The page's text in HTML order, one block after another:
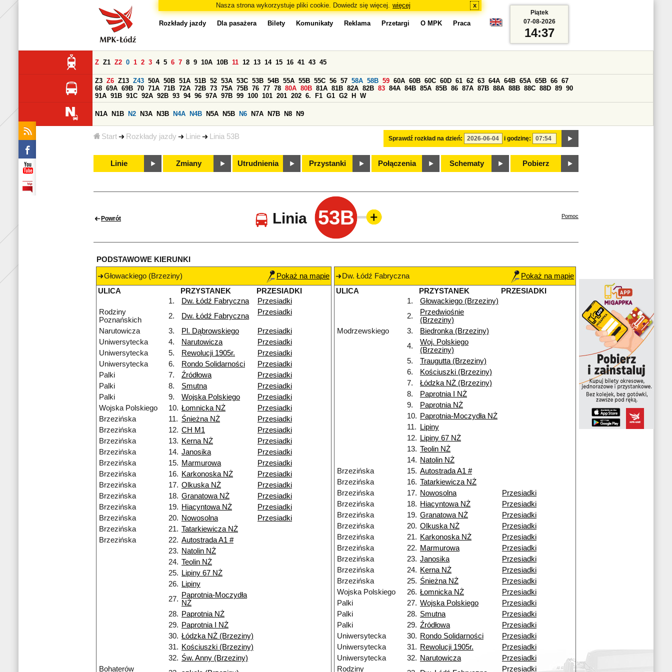
Nasza strona wykorzystuje pliki cookie. Dowiedz się więcej. więcej x
Start Rozkłady jazdy Linie Linia 53B
Rozkłady jazdy Dla pasażera Bilety Komunikaty Reklama Przetargi O MPK Praca
Sprawdź rozkład na dzień: i godzinę:
Z Z1 Z2 0 1 2 3 4 5 6 7 8 9 10A 10B 11 12 13 14 15 16 41 43 45
Z3 Z6 Z13 Z43 50A 50B 51A 51B 52 53A 53C 53B 54B 55A 55B 55C 56 57 58A 58B 59 60A 60B 60C 60D 61 62 63 64A 64B 65A 65B 66 67
68 69A 69B 70 71A 71B 72A 72B 73 75A 75B 76 77 78 80A 80B 81A 81B 82A 82B 83 84A 84B 85A 85B 86 87A 87B 88A 88B 88C 88D 89 90
91A 91B 91C 92A 92B 93 94 96 97A 97B 99 100 101 201 202 6. F1 G1 G2 H W
N1A N1B N2 N3A N3B N4A N4B N5A N5B N6 N7A N7B N8 N9
Linie Zmiany Utrudnienia Przystanki Połączenia Schematy Pobierz
Piątek
07-08-2026
14:37
Powrót Linia 53B Pomoc
PODSTAWOWE KIERUNKI
Głowackiego (Brzeziny)
Pokaż na mapie
ULICA
PRZYSTANEK
PRZESIADKI
1.
Dw. Łódź Fabryczna
Przesiadki
Rodziny
Poznańskich
2. Dw. Łódź Fabryczna Przesiadki
Narutowicza 3. Pl. Dąbrowskiego
Przesiadki
Uniwersytecka
4. Narutowicza
Przesiadki
Uniwersytecka
5. Rewolucji 1905r.
Przesiadki
Uniwersytecka
6. Rondo Solidarności
Przesiadki
Palki
7. Źródłowa
Przesiadki
Palki
8. Smutna
Przesiadki
Palki
9. Wojska Polskiego
Przesiadki
Wojska Polskiego
10. Łomnicka NŻ
Przesiadki
Brzezińska
11. Śnieżna NŻ
Przesiadki
Brzezińska
12. CH M1
Przesiadki
Brzezińska
13. Kerna NŻ
Przesiadki
Brzezińska
14. Janosika
Przesiadki
Brzezińska
15. Marmurowa
Przesiadki
Brzezińska
16. Karkonoska NŻ
Przesiadki
Brzezińska
17. Olkuska NŻ
Przesiadki
Brzezińska
18. Granatowa NŻ
Przesiadki
Brzezińska
19. Hiacyntowa NŻ
Przesiadki
Brzezińska
20. Nowosolna
Przesiadki
Brzezińska
21. Tatarkiewicza NŻ
Brzezińska
22. Autostrada A1 #
23. Natolin NŻ
24. Teolin NŻ
25.
Lipiny 67 NŻ
26.
Lipiny
27. Paprotnia-Moczydła
NŻ
28. Paprotnia NŻ
29. Paprotnia I NŻ
30. Łódzka NŻ (Brzeziny)
31. Kościuszki (Brzeziny)
32. Św. Anny (Brzeziny)
Bohaterów
Dw. Łódź Fabryczna
Pokaż na mapie
ULICA
PRZYSTANEK
PRZESIADKI
1.
Głowackiego (Brzeziny)
2.
Przedwiośnie
(Brzeziny)
Modrzewskiego
3.
Biedronka (Brzeziny)
4.
Woj. Polskiego
(Brzeziny)
5.
Traugutta (Brzeziny)
6.
Kościuszki (Brzeziny)
7.
Łódzka NŻ (Brzeziny)
8.
Paprotnia I NŻ
9.
Paprotnia NŻ
10. Paprotnia-Moczydła NŻ
11.
Lipiny
12.
Lipiny 67 NŻ
13. Teolin NŻ
14. Natolin NŻ
Brzezińska
15. Autostrada A1 #
Brzezińska
16. Tatarkiewicza NŻ
Brzezińska
17. Nowosolna
Przesiadki
Brzezińska
18. Hiacyntowa NŻ
Przesiadki
Brzezińska
19. Granatowa NŻ
Przesiadki
Brzezińska
20. Olkuska NŻ
Przesiadki
Brzezińska
21. Karkonoska NŻ
Przesiadki
Brzezińska
22. Marmurowa
Przesiadki
Brzezińska
23. Janosika
Przesiadki
Brzezińska
24. Kerna NŻ
Przesiadki
Brzezińska
25. Śnieżna NŻ
Przesiadki
Wojska Polskiego
26. Łomnicka NŻ
Przesiadki
Palki
27. Wojska Polskiego
Przesiadki
Palki
28. Smutna
Przesiadki
Palki
29. Źródłowa
Przesiadki
Uniwersytecka
30. Rondo Solidarności
Przesiadki
Uniwersytecka
31. Rewolucji 1905r.
Przesiadki
Uniwersytecka
32. Narutowicza
Przesiadki
Rodziny
Przesiadki